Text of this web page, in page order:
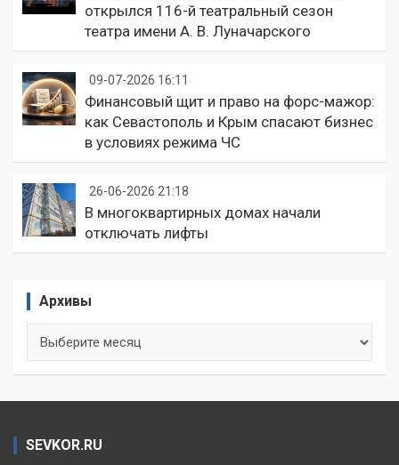
открылся 116-й театральный сезон
театра имени А. В. Луначарского
09-07-2026 16:11
Финансовый щит и право на форс-мажор:
как Севастополь и Крым спасают бизнес
в условиях режима ЧС
26-06-2026 21:18
В многоквартирных домах начали
отключать лифты
Архивы
SEVKOR.RU